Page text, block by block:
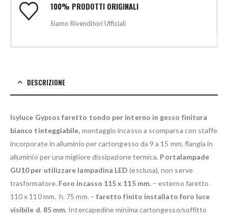
100% PRODOTTI ORIGINALI
Siamo Rivenditori Ufficiali
DESCRIZIONE
Isyluce Gypsos faretto tondo per interno in gesso finitura
bianco tinteggiabile, montaggio incasso a scomparsa con staffe
incorporate in alluminio per cartongesso da 9 a 15 mm, flangia in
alluminio per una migliore dissipazione termica. Portalampade
GU10 per utilizzare lampadina LED (esclusa), non serve
trasformatore. Foro incasso 115 x 115 mm.– esterno faretto
110 x 110 mm. h. 75 mm. – faretto finito installato foro luce
visibile d. 85 mm. Intercapedine minima cartongesso/soffitto